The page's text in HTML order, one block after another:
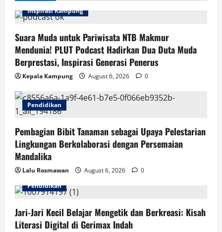
Inspirasi Kampung
Suara Muda untuk Pariwisata NTB Makmur
Mendunia! PLUT Podcast Hadirkan Dua Duta Muda
Berprestasi, Inspirasi Generasi Penerus
Kepala Kampung August 6, 2026 0
Pendidikan
Pembagian Bibit Tanaman sebagai Upaya Pelestarian
Lingkungan Berkolaborasi dengan Persemaian
Mandalika
Lalu Rosmawan August 6, 2026
0
Pendidikan
Jari-Jari Kecil Belajar Mengetik dan Berkreasi: Kisah
Literasi Digital di Gerimax Indah